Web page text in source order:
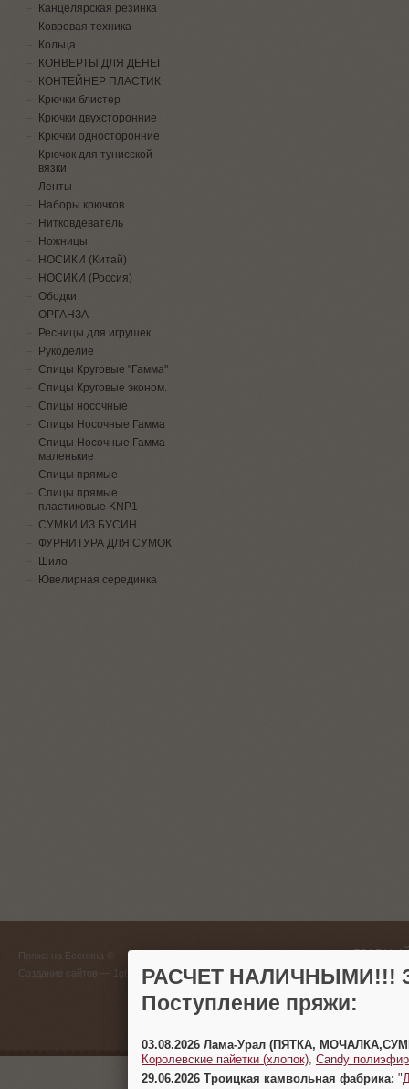
Канцелярская резинка
Ковровая техника
Кольца
КОНВЕРТЫ ДЛЯ ДЕНЕГ
КОНТЕЙНЕР ПЛАСТИК
Крючки блистер
Крючки двухсторонние
Крючки односторонние
Крючок для тунисской
вязки
Ленты
Наборы крючков
Нитковдеватель
Ножницы
НОСИКИ (Китай)
НОСИКИ (Россия)
Ободки
ОРГАНЗА
Ресницы для игрушек
Рукоделие
Спицы Круговые "Гамма"
Спицы Круговые эконом.
Спицы носочные
Спицы Носочные Гамма
Спицы Носочные Гамма
маленькие
Спицы прямые
Спицы прямые
пластиковые KNP1
СУМКИ ИЗ БУСИН
ФУРНИТУРА ДЛЯ СУМОК
Шило
Ювелирная серединка
Пряжа на Есенина ©
Создание сайтов
(383)
г.
РАСЧЕТ НАЛИЧНЫМИ!!!
Поступление пряжи:
03.08.2026 Лама-Урал (ПЯТКА,
Королевские пайетки (хлопок) Candy
29.06.2026 Троицкая камвольная фабрика: